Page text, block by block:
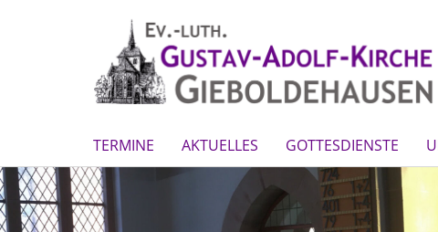
TERMINE AKTUELLES GOTTESDIENSTE